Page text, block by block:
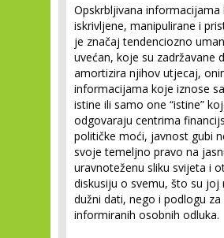
Opskrbljivana informacijama
iskrivljene, manipulirane i
je značaj tendenciozno
uvećan, koje su zadržavane
amortizira njihov utjecaj,
informacijama koje iznose
istine ili samo one “istine”
odgovaraju centrima
političke moći, javnost gubi
svoje temeljno pravo na
uravnoteženu sliku svijeta i
diskusiju o svemu, što su joj
dužni dati, nego i podlogu
informiranih osobnih odluka.